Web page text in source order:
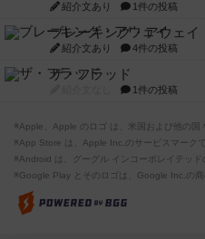
紹介文あり 1件の投稿
ブレーキング・アウェイ
紹介文あり 4件の投稿
ザ・フラッド
1件の投稿
※Apple、Apple のロゴ は、米国および他の国
※App Store は、Apple Inc.のサービスマークで
※Android は、グーグル インコーポレイテッド
※Google Play とそのロゴは、Google Inc.の商